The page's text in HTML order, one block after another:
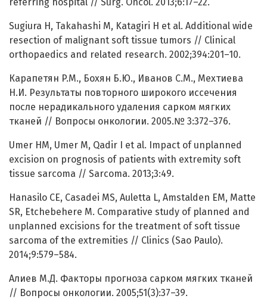
referring hospital // Surg. Oncol. 2013;6:17–22.
Sugiura H, Takahashi M, Katagiri H et al. Additional wide
resection of malignant soft tissue tumors // Clinical
orthopaedics and related research. 2002;394:201–10.
Карапетян P.M., Бохян Б.Ю., Иванов С.М., Мехтиева
Н.И. Результаты повторного широкого иссечения
после нерадикального удаления сарком мягких
тканей // Вопросы онкологии. 2005.№ 3:372–376.
Umer HM, Umer M, Qadir I et al. Impact of unplanned
excision on prognosis of patients with extremity soft
tissue sarcoma // Sarcoma. 2013;3:49.
Hanasilo CE, Casadei MS, Auletta L, Amstalden EM, Matte
SR, Etchebehere M. Comparative study of planned and
unplanned excisions for the treatment of soft tissue
sarcoma of the extremities // Clinics (Sao Paulo).
2014;9:579–584.
Алиев М.Д. Факторы прогноза сарком мягких тканей
// Вопросы онкологии. 2005;51(3):37–39.